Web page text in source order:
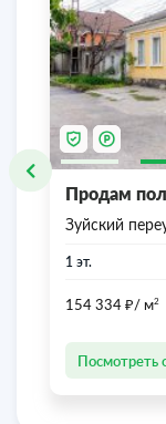
Продам
Зуйский
1 эт.
154 334 ₽/ м2
Посмотреть